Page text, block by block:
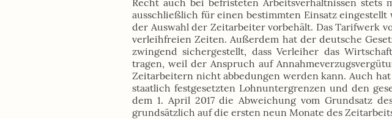
Recht auch bei befristeten Arbeitsverhältnissen
ausschließlich für einen bestimmten Einsatz
der Auswahl der Zeitarbeiter vorbehält. Das Tarifwerk
verleihfreien Zeiten. Außerdem hat der deutsche
zwingend sichergestellt, dass Verleiher das
tragen, weil der Anspruch auf
Zeitarbeitern nicht abbedungen werden kann. Auch
staatlich festgesetzten Lohnuntergrenzen und den
dem 1. April 2017 die Abweichung vom Grundsatz
grundsätzlich auf die ersten neun Monate des